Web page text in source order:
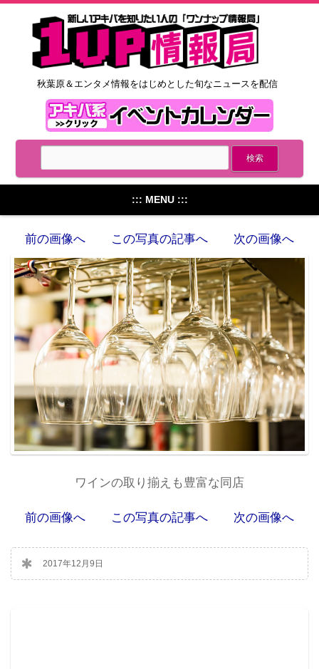
秋葉原＆エンタメ情報をはじめとした旬なニュースを配信
::: MENU :::
前の画像へ この写真の記事へ 次の画像へ
ワインの取り揃えも豊富な同店
前の画像へ この写真の記事へ 次の画像へ
2017年12月9日